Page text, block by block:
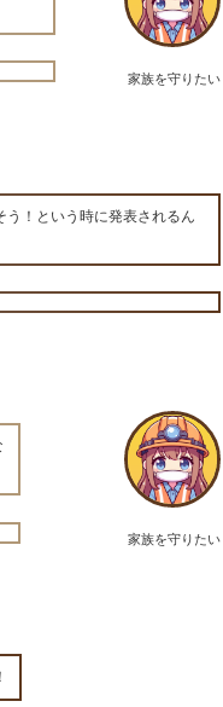
家族を守りたい
！という時に発表されるん
家族を守りたい